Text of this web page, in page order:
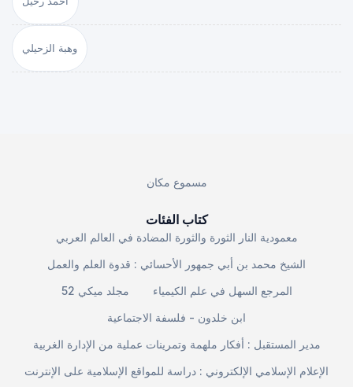
وهبة الزحيلي
مسموع مكان
كتاب الفئات
معمودية النار الثورة والثورة المضادة في العالم العربي
الشيخ محمد بن أبي جمهور الأحسائي : قدوة العلم والعمل
مجلد ميكي 52
المرجع السهل في علم الكيمياء
ابن خلدون - فلسفة الاجتماعية
مدير المستقبل : أفكار ملهمة وتمرينات عملية من الإدارة الغربية
الإعلام الإسلامي الإلكتروني : دراسة للمواقع الإسلامية على الإنترنت